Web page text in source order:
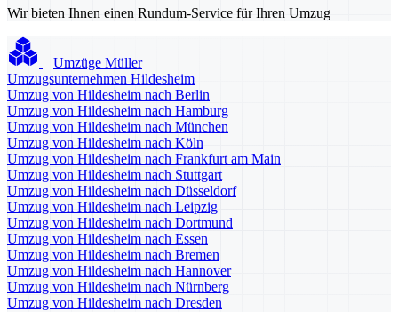
Wir bieten Ihnen einen Rundum-Service für Ihren Umzug
Umzüge Müller
Umzugsunternehmen Hildesheim
Umzug von Hildesheim nach Berlin
Umzug von Hildesheim nach Hamburg
Umzug von Hildesheim nach München
Umzug von Hildesheim nach Köln
Umzug von Hildesheim nach Frankfurt am Main
Umzug von Hildesheim nach Stuttgart
Umzug von Hildesheim nach Düsseldorf
Umzug von Hildesheim nach Leipzig
Umzug von Hildesheim nach Dortmund
Umzug von Hildesheim nach Essen
Umzug von Hildesheim nach Bremen
Umzug von Hildesheim nach Hannover
Umzug von Hildesheim nach Nürnberg
Umzug von Hildesheim nach Dresden